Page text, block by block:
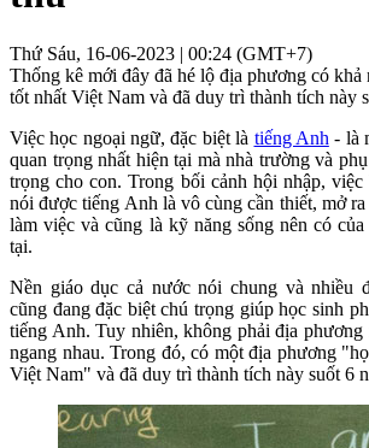
Thứ Sáu, 16-06-2023 | 00:24 (GMT+7)
Thống kê mới đây đã hé lộ địa phương có khả
tốt nhất Việt Nam và đã duy trì thành tích này
Việc học ngoại ngữ, đặc biệt là tiếng Anh - là
quan trọng nhất hiện tại mà nhà trường và
trọng cho con. Trong bối cảnh hội nhập,
nói được tiếng Anh là vô cùng cần thiết, mở
làm việc và cũng là kỹ năng sống nên có
tại.
Nền giáo dục cả nước nói chung và nhiều
cũng đang đặc biệt chú trọng giúp học sinh
tiếng Anh. Tuy nhiên, không phải địa
ngang nhau. Trong đó, có một địa phương
Việt Nam" và đã duy trì thành tích này suốt 6